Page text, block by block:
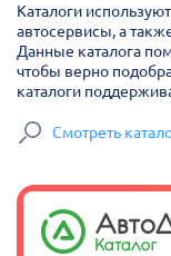
Каталоги
автосервисы, а
Данные каталога
чтобы верно
каталоги
Смотреть